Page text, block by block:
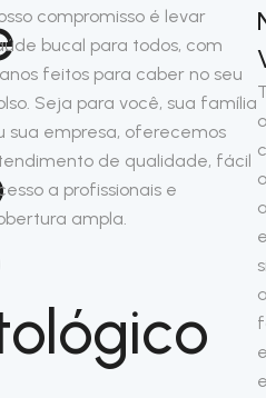
compromisso é levar
bucal para todos, com
feitos para caber no seu
Seja para você, sua família
sua empresa, oferecemos
de qualidade, fácil
a profissionais e
ampla.
o
e
e